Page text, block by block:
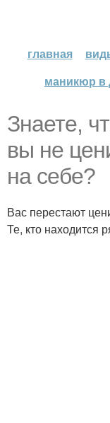
главная
маникюр в
Знаете,
вы не
на себе?
Вас перестают
Те, кто находится